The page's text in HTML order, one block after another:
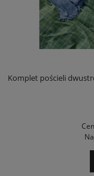
Komplet pościeli